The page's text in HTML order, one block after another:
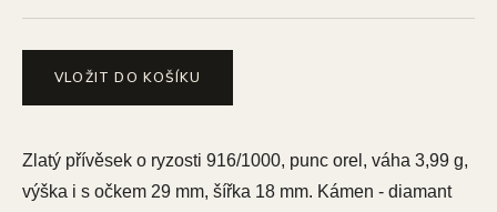
VLOŽIT DO KOŠÍKU
Zlatý přívěsek o ryzosti 916/1000, punc orel, váha 3,99 g,
výška i s očkem 29 mm, šířka 18 mm. Kámen - diamant